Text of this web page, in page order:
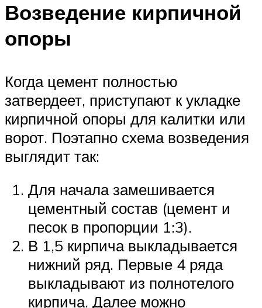
Возведение кирпичной
опоры
Когда цемент полностью
затвердеет, приступают к укладке
кирпичной опоры для калитки или
ворот. Поэтапно схема возведения
выглядит так:
Для начала замешивается
цементный состав (цемент и
песок в пропорции 1:3).
В 1,5 кирпича выкладывается
нижний ряд. Первые 4 ряда
выкладывают из полнотелого
кирпича. Далее можно